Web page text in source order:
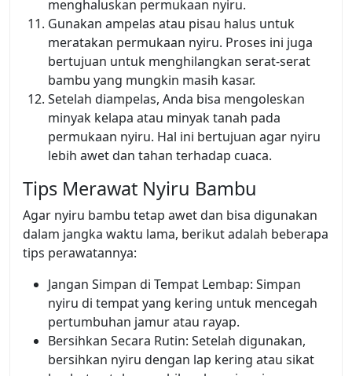
menghaluskan permukaan nyiru.
Gunakan ampelas atau pisau halus untuk
meratakan permukaan nyiru. Proses ini juga
bertujuan untuk menghilangkan serat-serat
bambu yang mungkin masih kasar.
Setelah diampelas, Anda bisa mengoleskan
minyak kelapa atau minyak tanah pada
permukaan nyiru. Hal ini bertujuan agar nyiru
lebih awet dan tahan terhadap cuaca.
Tips Merawat Nyiru Bambu
Agar nyiru bambu tetap awet dan bisa digunakan
dalam jangka waktu lama, berikut adalah beberapa
tips perawatannya:
Jangan Simpan di Tempat Lembap: Simpan
nyiru di tempat yang kering untuk mencegah
pertumbuhan jamur atau rayap.
Bersihkan Secara Rutin: Setelah digunakan,
bersihkan nyiru dengan lap kering atau sikat